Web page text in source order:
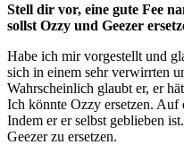
Stell dir vor, eine gute Fee
sollst Ozzy und Geezer
Habe ich mir vorgestellt und
sich in einem sehr verwirrten
Wahrscheinlich glaubt er, er
Ich könnte Ozzy ersetzen. Auf
Indem er er selbst geblieben
Geezer zu ersetzen.